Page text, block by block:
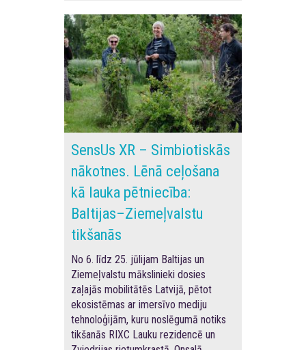
SensUs XR – Simbiotiskās
nākotnes. Lēnā ceļošana
kā lauka pētniecība:
Baltijas–Ziemeļvalstu
tikšanās
No 6. līdz 25. jūlijam Baltijas un
Ziemeļvalstu mākslinieki dosies
zaļajās mobilitātēs Latvijā, pētot
ekosistēmas ar imersīvo mediju
tehnoloģijām, kuru noslēgumā notiks
tikšanās RIXC Lauku rezidencē un